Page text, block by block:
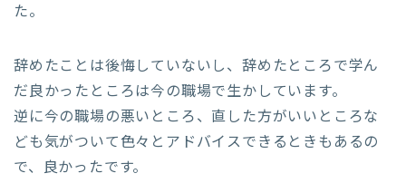
た。
辞めたことは後悔していないし、辞めたところで学ん
だ良かったところは今の職場で生かしています。
逆に今の職場の悪いところ、直した方がいいところな
ども気がついて色々とアドバイスできるときもあるの
で、良かったです。